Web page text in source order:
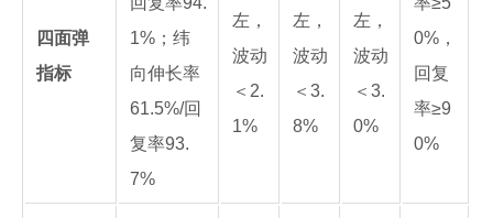
四面弹
指标
1%；纬
向伸长率
61.5%/回
复率93.
7%
左，
波动
＜2.
1%
左，
波动
＜3.
8%
左，
波动
＜3.
0%
0%，
回复
率≥9
0%